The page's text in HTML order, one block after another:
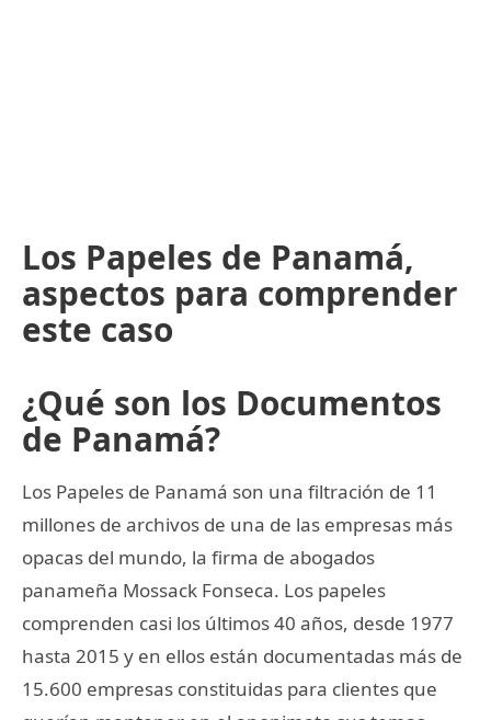
Los Papeles de Panamá,
aspectos para comprender
este caso
¿Qué son los Documentos
de Panamá?
Los Papeles de Panamá son una filtración de 11
millones de archivos de una de las empresas más
opacas del mundo, la firma de abogados
panameña Mossack Fonseca. Los papeles
comprenden casi los últimos 40 años, desde 1977
hasta 2015 y en ellos están documentadas más de
15.600 empresas constituidas para clientes que